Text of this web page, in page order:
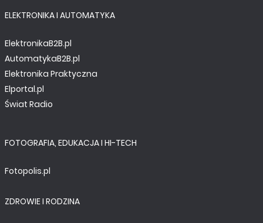
ELEKTRONIKA I AUTOMATYKA
ElektronikaB2B.pl
AutomatykaB2B.pl
Elektronika Praktyczna
Elportal.pl
Świat Radio
FOTOGRAFIA, EDUKACJA I HI-TECH
Fotopolis.pl
ZDROWIE I RODZINA